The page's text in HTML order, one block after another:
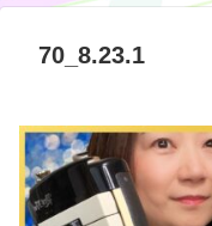
70_8.23.1